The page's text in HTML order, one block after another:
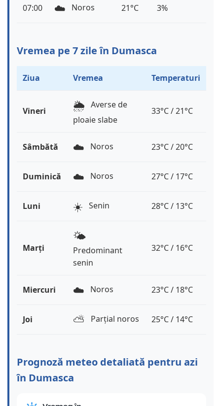
07:00 ☁️ Noros 21°C 3%
Vremea pe 7 zile în Dumasca
Ziua Vremea Temperaturi
Vineri 🌦️ Averse de
ploaie slabe
33°C / 21°C
Sâmbătă ☁️ Noros 23°C / 20°C
Duminică ☁️ Noros 27°C / 17°C
Luni ☀️ Senin 28°C / 13°C
Marți
🌤️
Predominant
senin
32°C / 16°C
Miercuri ☁️ Noros 23°C / 18°C
Joi ⛅️ Parțial noros 25°C / 14°C
Prognoză meteo detaliată pentru azi
în Dumasca